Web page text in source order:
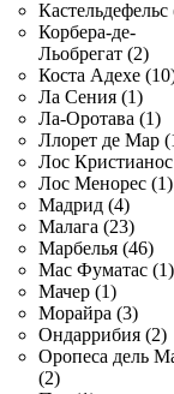
Кастельдефельс
Корбера-де-
Льобрегат (2)
Коста Адехе
Ла Сения (1)
Ла-Оротава (1)
Ллорет де Мар
Лос
Лос Менорес (1)
Мадрид (4)
Малага (23)
Марбелья (46)
Мас Фуматас (1)
Мачер (1)
Морайра (3)
Ондаррибия (2)
Оропеса дель
(2)